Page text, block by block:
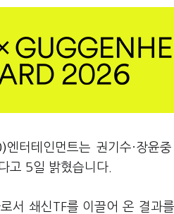
엔터테인먼트는 권기수·장윤
고 5일 밝혔습니다.
서 쇄신TF를 이끌어 온 결과